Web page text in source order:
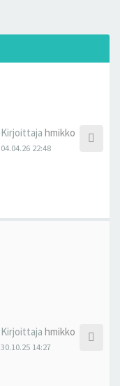
Kirjoittaja hmikko
04.04.26 22:48
Kirjoittaja hmikko
30.10.25 14:27